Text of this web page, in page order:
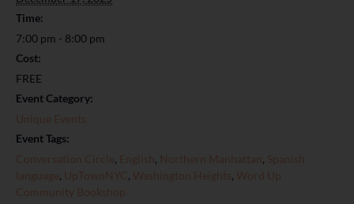
Time:
7:00 pm - 8:00 pm
Cost:
FREE
Event Category:
Unique Events
Event Tags:
Conversation Circle, English, Northern Manhattan, Spanish
language, UpTownNYC , Washington Heights, Word Up
Community Bookshop